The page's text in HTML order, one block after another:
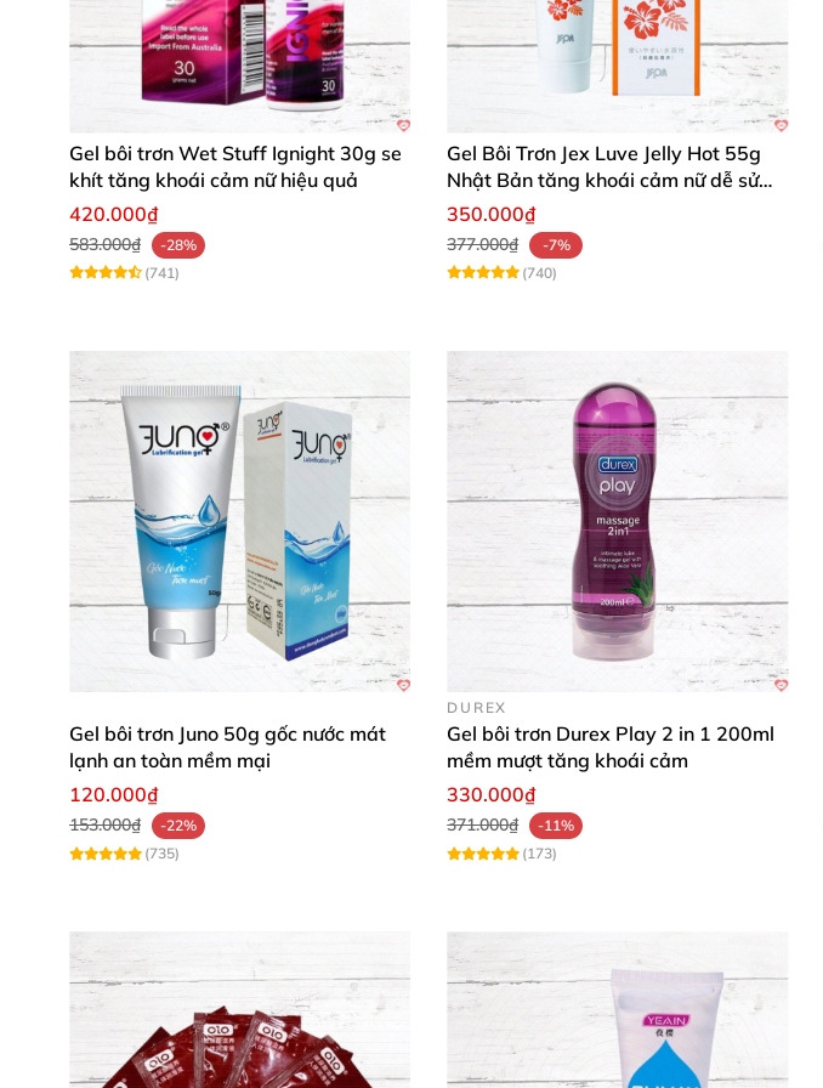
Gel bôi trơn Wet Stuff Ignight 30g se
khít tăng khoái cảm nữ hiệu quả
420.000₫
583.000₫
-28%
(741)
Gel Bôi Trơn Jex Luve Jelly Hot 55g
Nhật Bản tăng khoái cảm nữ dễ sử
dụng
350.000₫
377.000₫
-7%
(740)
Gel bôi trơn Juno 50g gốc nước mát
lạnh an toàn mềm mại
120.000₫
153.000₫
-22%
(735)
DUREX
Gel bôi trơn Durex Play 2 in 1 200ml
mềm mượt tăng khoái cảm
330.000₫
371.000₫
-11%
(173)